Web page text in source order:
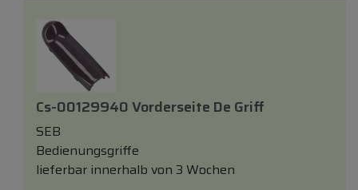
Cs-00129940 Vorderseite De Griff
SEB
Bedienungsgriffe
lieferbar innerhalb von 3 Wochen